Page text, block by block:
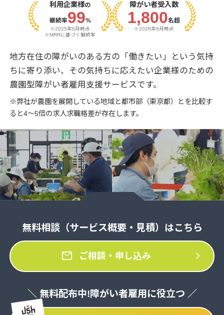
利用企業様の
継続率99%
※2025年6月時点
※MRRに基づく継続率
障がい者受入数
1,800名超
※2026年6月時点
地方在住の障がいのある方の「働きたい」という気持
ちに寄り添い、その気持ちに応えたい企業様のための
農園型障がい者雇用支援サービスです。
※弊社が農園を展開している地域と都市部（東京都）とを比較す
ると4～5倍の求人求職格差が存在します。
無料相談（サービス概要・見積）はこちら
mail ご相談・申し込み chevron_right
＼ 無料配布中!障がい者雇用に役立つ ／